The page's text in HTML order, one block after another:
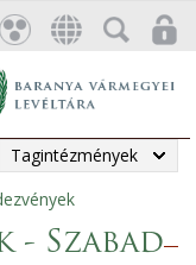
Tagintézmények
Szabad